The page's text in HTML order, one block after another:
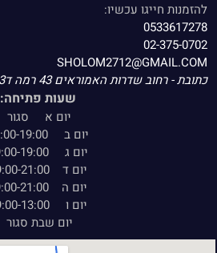
להזמנות חייגו עכשיו:
0533617278
02-375-0702
SHOLOM2712@GMAIL.COM
כתובת - רחוב שדרות האמוראים 43 רמה ד3 בית שמש
שעות פתיחה:
יום א סגור
יום ב 09:00-19:00
יום ג 09:00-19:00
יום ד 09:00-21:00
יום ה 09:00-21:00
יום ו 09:00-13:00
יום שבת סגור